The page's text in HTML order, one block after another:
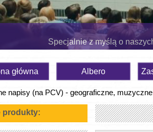
Specjalnie z myślą o
główna Albero
napisy (na PCV) - geograficzne,
produkty: